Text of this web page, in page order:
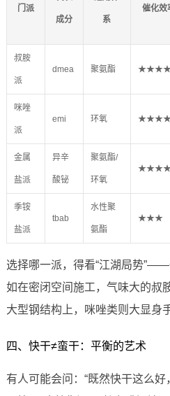
门派
成分 系
催化效
叔胺
派
dmea 聚氨酯
咪唑
派
emi 环氧
金属
盐派
异辛
酸铋
聚氨酯/
环氧
★★★★
季铵
盐派
tbab
水性聚
氨酯
★★★
选择哪一派，得看“江湖局势
如在密闭空间施工，气味大的叔
大型钢结构上，咪唑类则大显身手
四、快干≠蛮干：平衡的艺术
有人可能会问：“既然快干这么